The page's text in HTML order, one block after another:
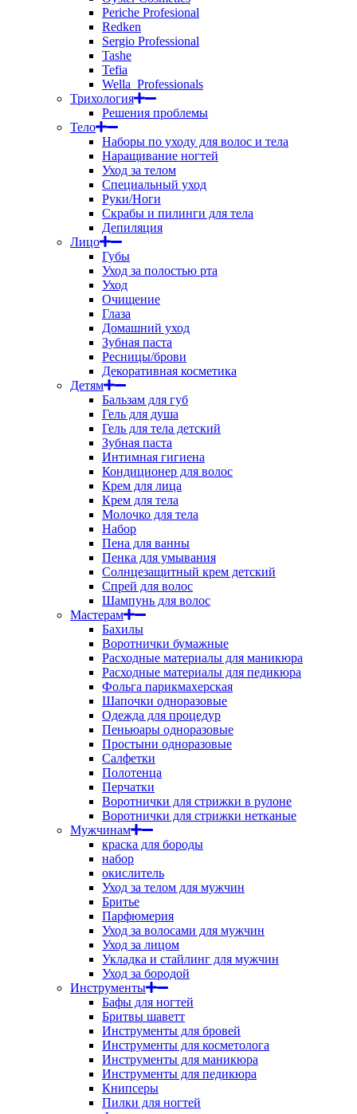
Periche Profesional
Redken
Sergio Professional
Tashe
Tefia
Wella_Professionals
Трихология
Решения проблемы
Тело
Наборы по уходу для волос и тела
Наращивание ногтей
Уход за телом
Специальный уход
Руки/Ноги
Скрабы и пилинги для тела
Депиляция
Лицо
Губы
Уход за полостью рта
Уход
Очищение
Глаза
Домашний уход
Зубная паста
Ресницы/брови
Декоративная косметика
Детям
Бальзам для губ
Гель для душа
Гель для тела детский
Зубная паста
Интимная гигиена
Кондиционер для волос
Крем для лица
Крем для тела
Молочко для тела
Набор
Пена для ванны
Пенка для умывания
Солнцезащитный крем детский
Спрей для волос
Шампунь для волос
Мастерам
Бахилы
Воротнички бумажные
Расходные материалы для маникюра
Расходные материалы для педикюра
Фольга парикмахерская
Шапочки одноразовые
Одежда для процедур
Пеньюары одноразовые
Простыни одноразовые
Салфетки
Полотенца
Перчатки
Воротнички для стрижки в рулоне
Воротнички для стрижки нетканые
Мужчинам
краска для бороды
набор
окислитель
Уход за телом для мужчин
Бритье
Парфюмерия
Уход за волосами для мужчин
Уход за лицом
Укладка и стайлинг для мужчин
Уход за бородой
Инструменты
Бафы для ногтей
Бритвы шаветт
Инструменты для бровей
Инструменты для косметолога
Инструменты для маникюра
Инструменты для педикюра
Книпсеры
Пилки для ногтей